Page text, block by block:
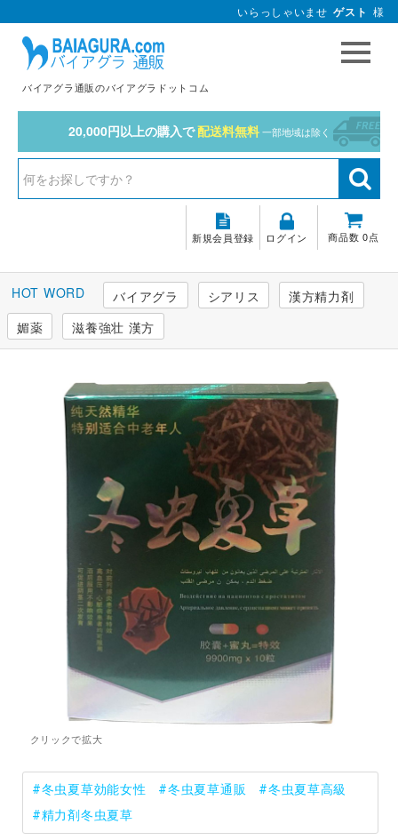
いらっしゃいませ ゲスト 様
バイアグラ通販のバイアグラドットコム
20,000円以上の購入で配送料無料 一部地域は除く
商品数 0点
新規会員登録 ログイン
バイアグラ シアリス
漢方精力剤
媚薬
滋養強壮 漢方
#冬虫夏草効能女性 #冬虫夏草通販
#冬虫夏草高級
#精力剤冬虫夏草